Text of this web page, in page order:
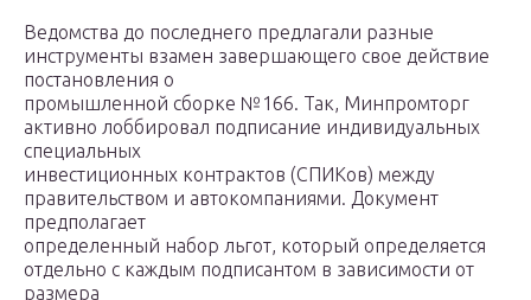
Ведомства до последнего предлагали разные
инструменты взамен завершающего свое действие
постановления о
промышленной сборке №166. Так, Минпромторг
активно лоббировал подписание индивидуальных
специальных
инвестиционных контрактов (СПИКов) между
правительством и автокомпаниями. Документ
предполагает
определенный набор льгот, который определяется
отдельно с каждым подписантом в зависимости от
размера